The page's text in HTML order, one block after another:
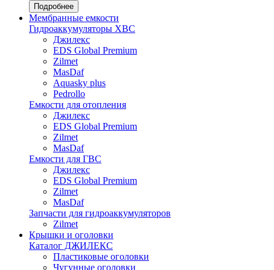
Подробнее
Мембранные емкости
Гидроаккумуляторы ХВС
Джилекс
EDS Global Premium
Zilmet
MasDaf
Aquasky plus
Pedrollo
Емкости для отопления
Джилекс
EDS Global Premium
Zilmet
MasDaf
Емкости для ГВС
Джилекс
EDS Global Premium
Zilmet
MasDaf
Запчасти для гидроаккумуляторов
Zilmet
Крышки и оголовки
Каталог ДЖИЛЕКС
Пластиковые оголовки
Чугунные оголовки